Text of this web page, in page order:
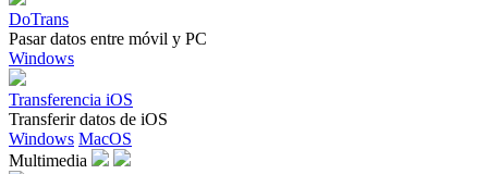
DoTrans
Pasar datos entre móvil y PC
Windows
Transferencia iOS
Transferir datos de iOS
Windows MacOS
Multimedia